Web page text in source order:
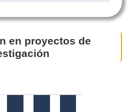
en proyectos de